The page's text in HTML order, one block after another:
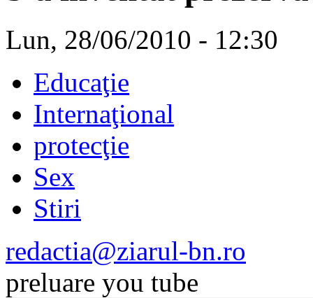
Lun, 28/06/2010 - 12:30
Educaţie
Internaţional
protecţie
Sex
Stiri
redactia@ziarul-bn.ro
preluare you tube